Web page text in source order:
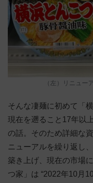
（左）リニュー
そんな凄麺に初めて「
現在を遡ること17年以
の話。そのため詳細な
ニューアルを繰り返し
築き上げ、現在の市場
つ家」は “2022年10月